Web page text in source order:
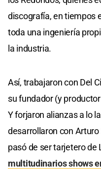
discografía, en tiempos
toda una ingeniería
la industria.
Así, trabajaron con Del
su fundador (y
Y forjaron alianzas a lo
desarrollaron con
pasó de ser tarjetero de
multitudinarios shows